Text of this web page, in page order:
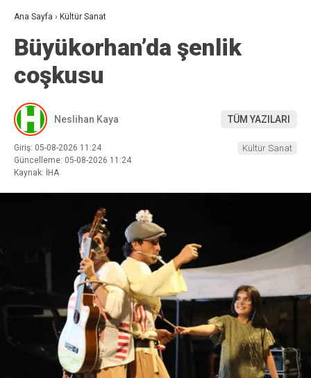
Ana Sayfa › Kültür Sanat
Büyükorhan’da şenlik
coşkusu
Neslihan Kaya TÜM YAZILARI
Giriş: 05-08-2026 11:24
Güncelleme: 05-08-2026 11:24
Kaynak: İHA
Kültür Sanat